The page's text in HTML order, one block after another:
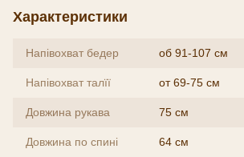
Характеристики
Напівохват бедер об 91-107 см
Напівохват талїї от 69-75 см
Довжина рукава 75 см
Довжина по спині 64 см